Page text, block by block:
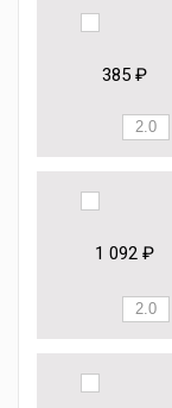
385 ₽
1 092 ₽